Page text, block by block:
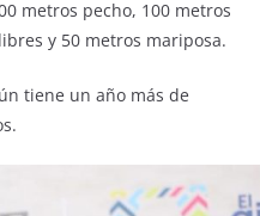
metros pecho, 100 metros
y 50 metros mariposa.
tiene un año más de